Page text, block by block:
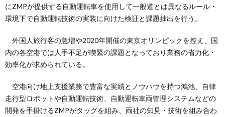
にZMPが提供する自動運転車を使用して一般道とは異なるルール・
環境下で自動運転技術の実装に向けた検証と課題抽出を行う。
外国人旅行客の急増や2020年開催の東京オリンピックを控え、国
内の各空港では人手不足が喫緊の課題となっており業務の省力化・
効率化が求められている。
空港向け地上支援業務で豊富な実績とノウハウを持つ鴻池、自律
走行型ロボットや自動運転技術、自動運転車両管理システムなどの
開発を手掛けるZMPがタッグを組み、両社の知見・技術を組み合わ